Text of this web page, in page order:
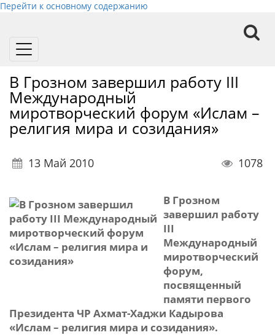
Перейти к основному содержанию
Toggle
В Грозном завершил работу III
Международный
миротворческий форум «Ислам –
религия мира и созидания»
13 Май 2010 1078
В Грозном
завершил работу
III
Международный
миротворческий
форум,
посвященный
памяти первого
Президента ЧР Ахмат-Хаджи Кадырова
«Ислам – религия мира и созидания».